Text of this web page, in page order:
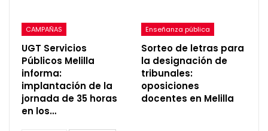
CAMPAÑAS
UGT Servicios
Públicos Melilla
informa:
implantación de la
jornada de 35 horas
en los…
Enseñanza pública
Sorteo de letras para
la designación de
tribunales:
oposiciones
docentes en Melilla